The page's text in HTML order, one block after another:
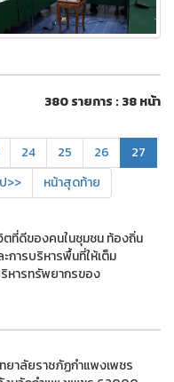
380 รายการ : 38 หน้า
24 25 26
27
>> หน้าสุดท้าย
ตที่ดีของคนในชุมชน ท้องถิ่น
การบริหารพื้นที่ให้เต็ม
หารทรัพยากรของ
ยาลัยราชภัฏกำแพงเพชร